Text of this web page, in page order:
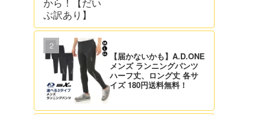
【届かないかも】A.D.ONE
メンズ ランニングパンツ
ハーフ丈、ロング丈 各サ
イズ 180円送料無料！